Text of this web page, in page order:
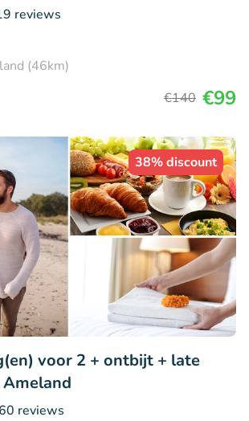
reviews
(46km)
€140 €99
38% discount
voor 2 + ontbijt + late
reviews